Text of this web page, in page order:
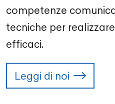
competenze
tecniche per
efficaci.
Leggi di noi